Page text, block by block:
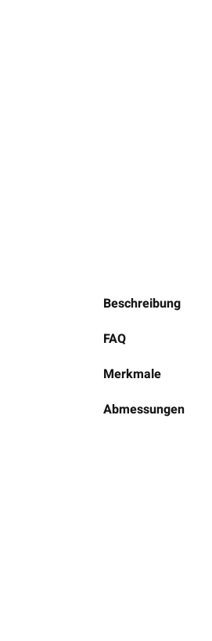
Beschreibung
FAQ
Merkmale
Abmessungen